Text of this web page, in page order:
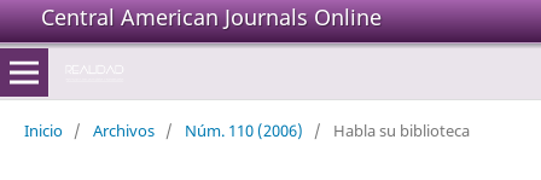
Central American Journals Online
Inicio / Archivos / Núm. 110 (2006) / Habla su biblioteca